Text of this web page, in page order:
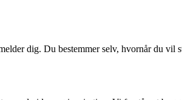
dig. Du bestemmer selv, hvornår du vil